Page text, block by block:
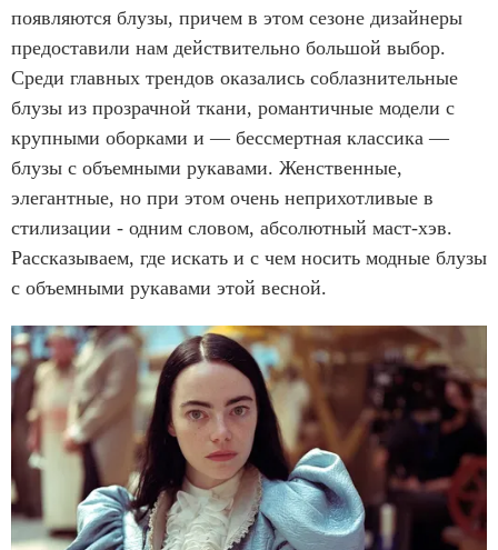
появляются блузы, причем в этом сезоне дизайнеры
предоставили нам действительно большой выбор.
Среди главных трендов оказались соблазнительные
блузы из прозрачной ткани, романтичные модели с
крупными оборками и — бессмертная классика —
блузы с объемными рукавами. Женственные,
элегантные, но при этом очень неприхотливые в
стилизации - одним словом, абсолютный маст-хэв.
Рассказываем, где искать и с чем носить модные блузы
с объемными рукавами этой весной.